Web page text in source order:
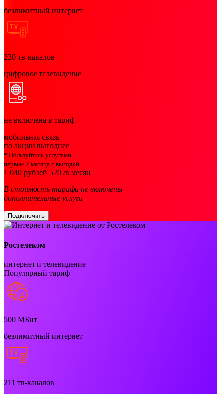
безлимитный интернет
230 тв-каналов
цифровое телевидение
не включена в тариф
мобильная связь
по акции выгоднее
* Пользуйтесь услугами
первые 2 месяца с выгодой
1 040 рублей 520 /в месяц
В стоимость тарифа не включены
дополнительные услуги
Подключить
Ростелеком
интернет и телевидение
Популярный тариф
500 МБит
безлимитный интернет
211 тв-каналов